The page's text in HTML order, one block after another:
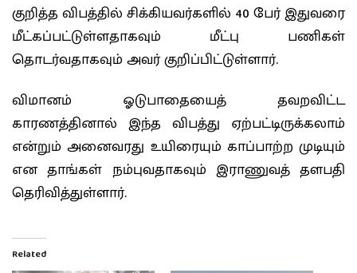
குறித்த விபத்தில் சிக்கியவர்களில் 40 பேர் இதுவரை
மீட்கப்பட்டுள்ளதாகவும் மீட்பு பணிகள்
தொடர்வதாகவும் அவர் குறிப்பிட்டுள்ளார்.
விமானம் ஓடுபாதையைத் தவறவிட்ட
காரணத்தினால் இந்த விபத்து ஏற்பட்டிருக்கலாம்
என்றும் அனைவரது உயிரையும் காப்பாற்ற முடியும்
என தாங்கள் நம்புவதாகவும் இராணுவத் தளபதி
தெரிவித்துள்ளார்.
Related